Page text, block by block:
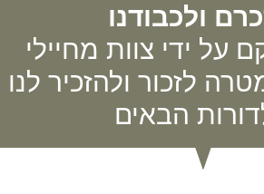
ולכבודנו
על ידי צוות מחיילי
לזכור ולהזכיר לנו
הבאים